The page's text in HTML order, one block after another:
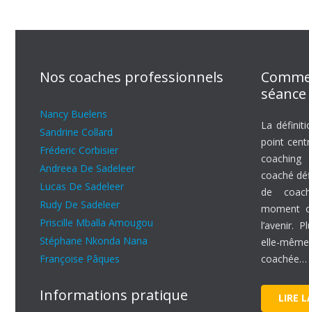
Nos coaches professionnels
Nancy Buelens
Sandrine Collard
Fréderic Corbisier
Andreea De Sadeleer
Lucas De Sadeleer
Rudy De Sadeleer
Priscille Mballa Amougou
Stéphane Nkonda Nana
Françoise Pâques
Informations pratique
La
point
coaché
de
moment
l’avenir.
elle-
coachée…
LIRE